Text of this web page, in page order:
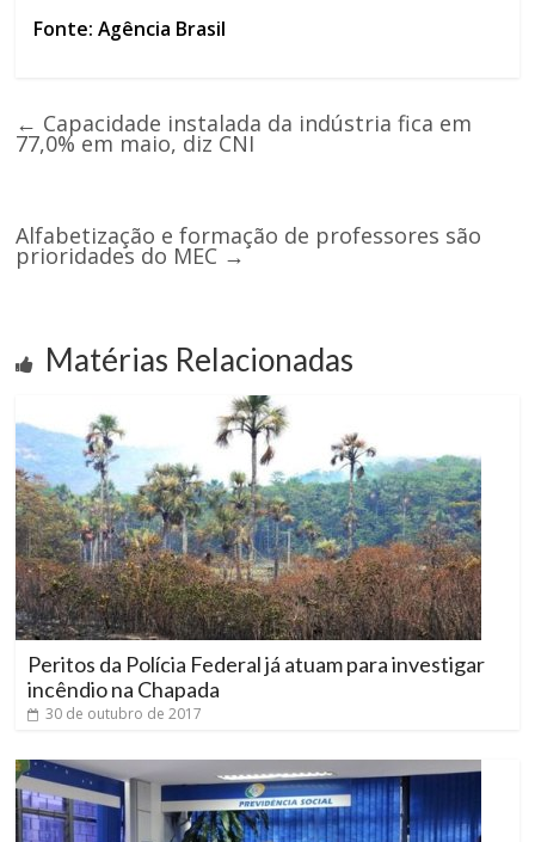
Fonte: Agência Brasil
← Capacidade instalada da indústria fica em
77,0% em maio, diz CNI
Alfabetização e formação de professores são
prioridades do MEC →
Matérias Relacionadas
Peritos da Polícia Federal já atuam para investigar
incêndio na Chapada
30 de outubro de 2017